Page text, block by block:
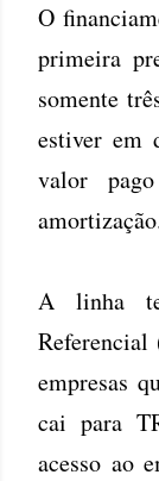
O
primeira
somente
estiver em
valor
A linha
Referencial
empresas
cai para
acesso ao